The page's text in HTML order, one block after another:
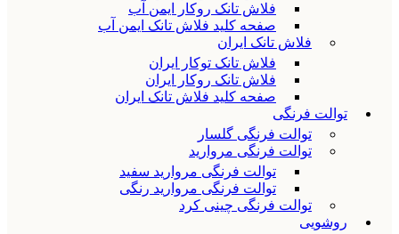
فلاش تانک روکار ایمن آب
صفحه کلید فلاش تانک ایمن آب
فلاش تانک ایران
فلاش تانک توکار ایران
فلاش تانک روکار ایران
صفحه کلید فلاش تانک ایران
توالت فرنگی
توالت فرنگی گلسار
توالت فرنگی مروارید
توالت فرنگی مروارید سفید
توالت فرنگی مروارید رنگی
توالت فرنگی چینی کرد
روشویی